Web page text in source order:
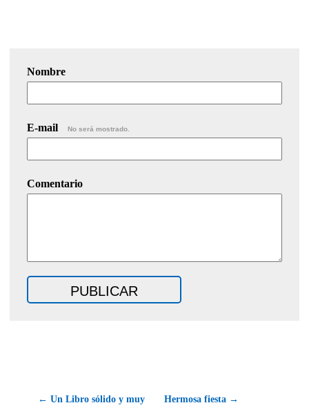
Nombre
E-mail No será mostrado.
Comentario
← Un Libro sólido y muy
Hermosa fiesta →